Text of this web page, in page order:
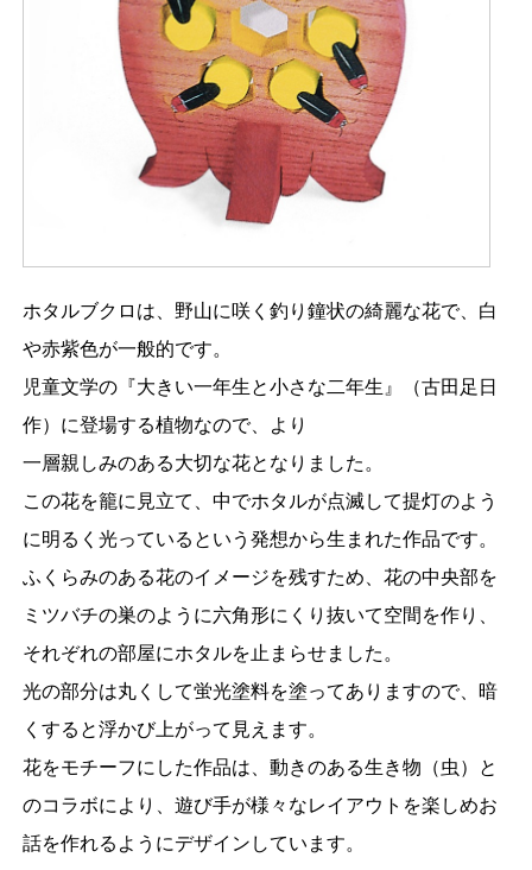
ホタルブクロは、野山に咲く釣り鐘状の綺麗な花で、白
や赤紫色が一般的です。
児童文学の『大きい一年生と小さな二年生』（古田足日
作）に登場する植物なので、より
一層親しみのある大切な花となりました。
この花を籠に見立て、中でホタルが点滅して提灯のよう
に明るく光っているという発想から生まれた作品です。
ふくらみのある花のイメージを残すため、花の中央部を
ミツバチの巣のように六角形にくり抜いて空間を作り、
それぞれの部屋にホタルを止まらせました。
光の部分は丸くして蛍光塗料を塗ってありますので、暗
くすると浮かび上がって見えます。
花をモチーフにした作品は、動きのある生き物（虫）と
のコラボにより、遊び手が様々なレイアウトを楽しめお
話を作れるようにデザインしています。